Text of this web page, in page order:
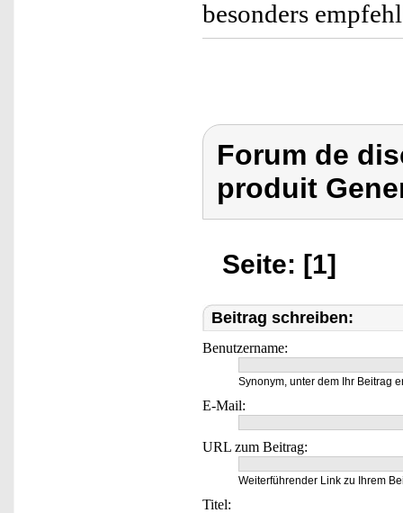
besonders
Forum de
produit
Seite: [1]
Beitrag schreiben:
Benutzername:
Synonym, unter dem Ihr Beitrag
E-Mail:
URL zum Beitrag:
Weiterführender Link zu Ihrem
Titel: